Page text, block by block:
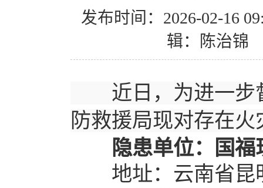
发布时间：2026-02-16
辑：陈治锦
近日，为进一步
防救援局现对存在
隐患单位：国福
地址：云南省昆